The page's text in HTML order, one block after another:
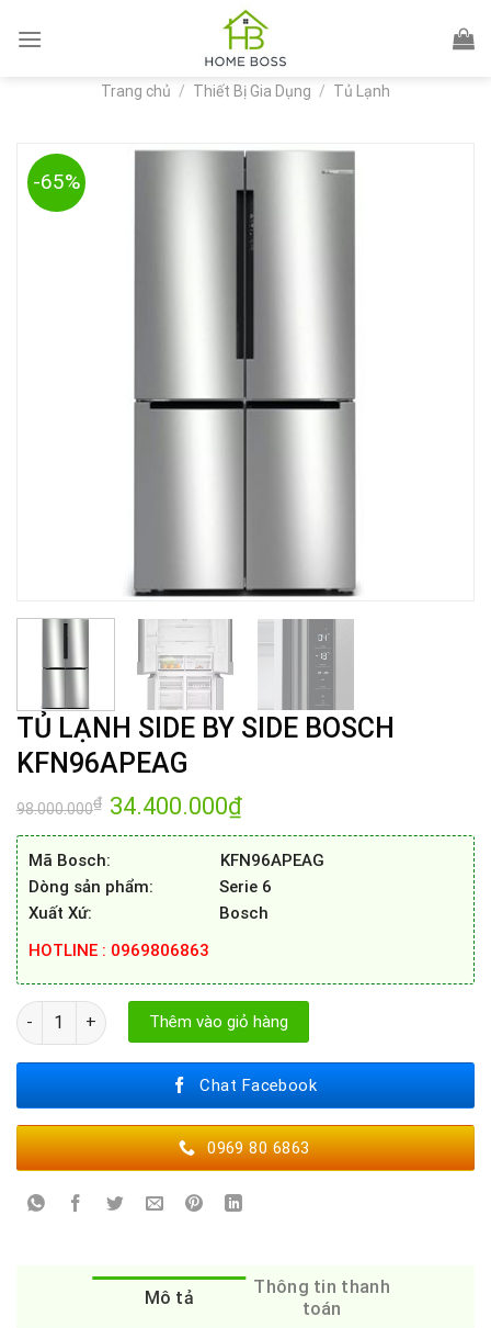
Trang chủ / Thiết Bị Gia Dụng / Tủ Lạnh
-65%
TỦ LẠNH SIDE BY SIDE BOSCH
KFN96APEAG
98.000.000₫ Giá
gốc
là:
34.400.000₫Giá
tại
34.400.000₫.
Mã Bosch: KFN96APEAG
Dòng sản phẩm: Serie 6
Xuất Xứ: Bosch
HOTLINE : 0969806863
TỦ LẠNH SIDE BY SIDE BOSCH KFN96APEAG số lượng
Thêm vào giỏ hàng
Chat Facebook
0969 80 6863
Mô tả
Thông tin thanh
toán